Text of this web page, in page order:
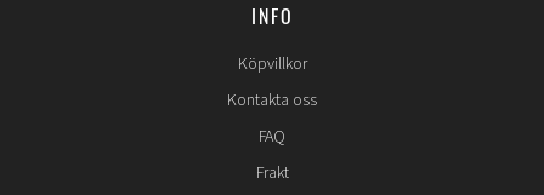
INFO
Köpvillkor
Kontakta oss
FAQ
Frakt